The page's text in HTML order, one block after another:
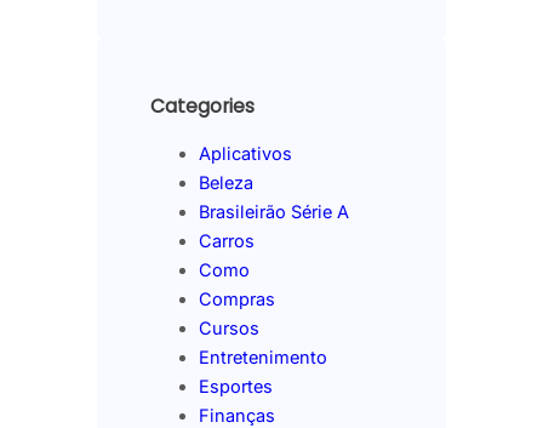
Categories
Aplicativos
Beleza
Brasileirão Série A
Carros
Como
Compras
Cursos
Entretenimento
Esportes
Finanças